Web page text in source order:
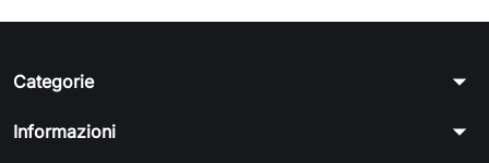
Categorie arrow_drop_down
Informazioni arrow_drop_down